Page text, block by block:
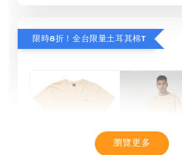
限時8折！全台限量土耳其棉T
瀏覽更多